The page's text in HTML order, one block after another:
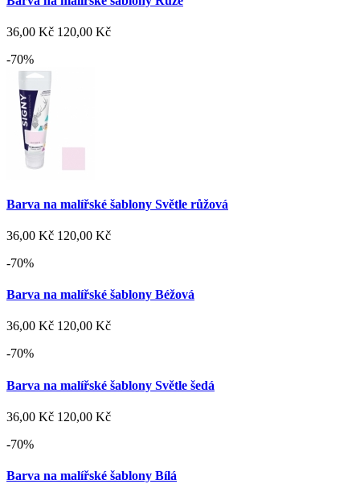
36,00 Kč 120,00 Kč
-70%
Barva na malířské šablony Světle růžová
36,00 Kč 120,00 Kč
-70%
Barva na malířské šablony Béžová
36,00 Kč 120,00 Kč
-70%
Barva na malířské šablony Světle šedá
36,00 Kč 120,00 Kč
-70%
Barva na malířské šablony Bílá